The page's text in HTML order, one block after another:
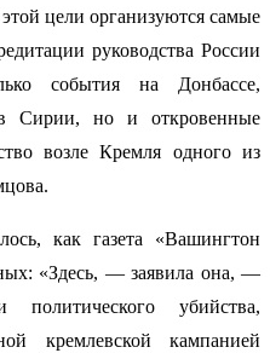
цели организуются самые
руководства России
события на Донбассе,
Сирии, но и откровенные
возле Кремля одного из
как газета «Вашингтон
«Здесь, — заявила она, —
политического убийства,
кремлевской кампанией